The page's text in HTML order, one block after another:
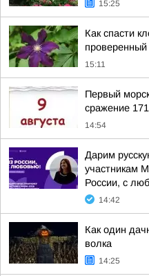
15:25
Как спасти
проверенный
15:11
Первый
сражение
14:54
Дарим
участникам
России, с
14:42
Как один
волка
14:25